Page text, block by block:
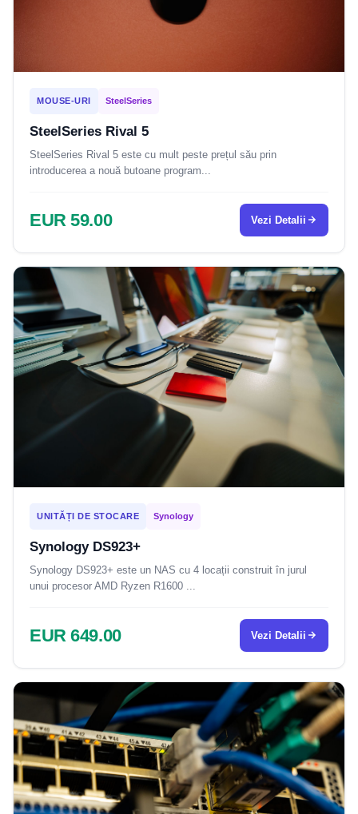
MOUSE-URI SteelSeries
SteelSeries Rival 5
SteelSeries Rival 5 este cu mult peste prețul său prin
introducerea a nouă butoane program...
EUR 59.00 Vezi Detalii
UNITĂȚI DE STOCARE Synology
Synology DS923+
Synology DS923+ este un NAS cu 4 locații construit în jurul
unui procesor AMD Ryzen R1600 ...
EUR 649.00 Vezi Detalii